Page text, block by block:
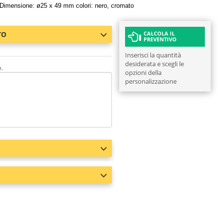
ø25 x 49 mm colori: nero, cromato
CALCOLA IL
PREVENTIVO
Inserisci la quantità
desiderata e scegli le
opzioni della
personalizzazione